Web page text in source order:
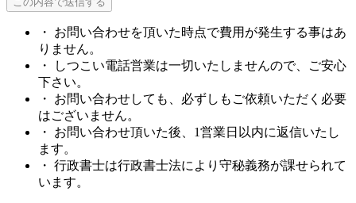
・ お問い合わせを頂いた時点で費用が発生する事はあ
りません。
・ しつこい電話営業は一切いたしませんので、ご安心
下さい。
・ お問い合わせしても、必ずしもご依頼いただく必要
はございません。
・ お問い合わせ頂いた後、1営業日以内に返信いたし
ます。
・ 行政書士は行政書士法により守秘義務が課せられて
います。